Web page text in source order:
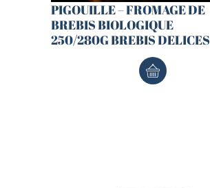
PIGOUILLE – FROMAGE DE
BREBIS BIOLOGIQUE
250/280G BREBIS DELICES